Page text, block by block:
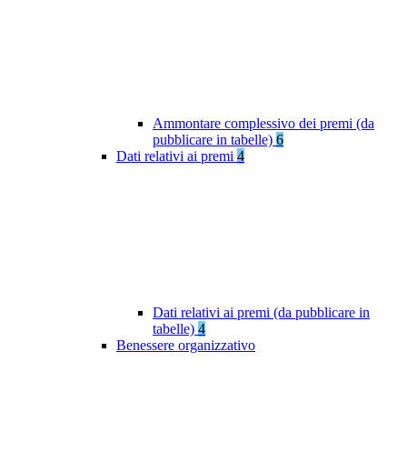
Ammontare complessivo dei premi (da
pubblicare in tabelle) 6
Dati relativi ai premi 4
Dati relativi ai premi (da pubblicare in
tabelle) 4
Benessere organizzativo